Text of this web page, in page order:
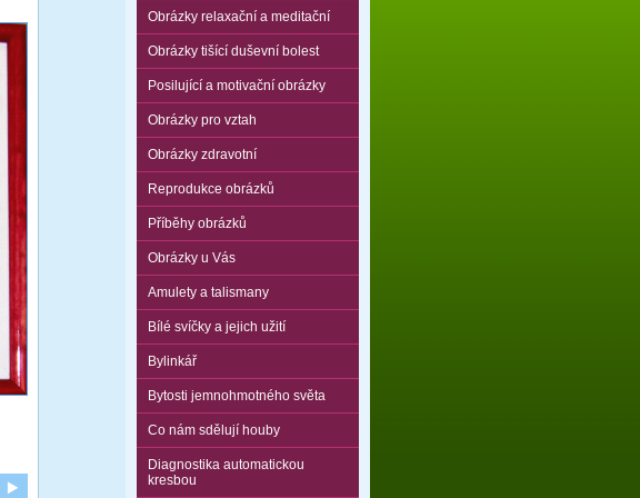
Obrázky relaxační a meditační
Obrázky tišící duševní bolest
Posilující a motivační obrázky
Obrázky pro vztah
Obrázky zdravotní
Reprodukce obrázků
Příběhy obrázků
Obrázky u Vás
Amulety a talismany
Bílé svíčky a jejich užití
Bylinkář
Bytosti jemnohmotného světa
Co nám sdělují houby
Diagnostika automatickou
kresbou